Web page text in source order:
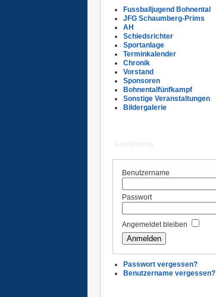
Fussballjugend Bohnental
JFG Schaumberg-Prims
AH
Schiedsrichter
Sportanlage
Terminkalender
Chronik
Vorstand
Sponsoren
Bohnentalfünfkampf
Sonstige Veranstaltungen
Bildergalerie
Benutzername
Passwort
Angemeldet bleiben
Passwort vergessen?
Benutzername vergessen?